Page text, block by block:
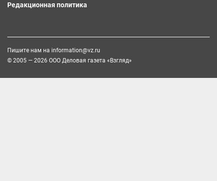
Редакционная политика
Пишите нам на information@vz.ru
© 2005 — 2026 ООО Деловая газета «Взгляд»